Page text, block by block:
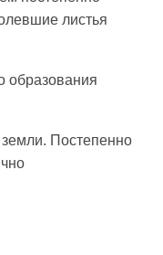
листья
образования
земли. Постепенно